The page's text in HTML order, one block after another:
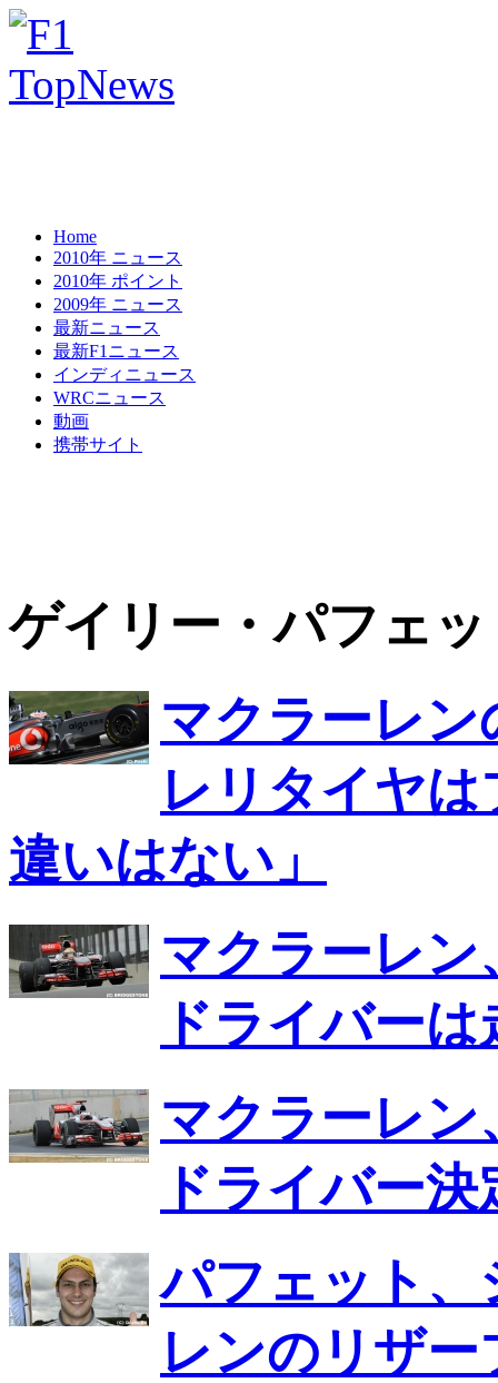
Home
2010年 ニュース
2010年 ポイント
2009年 ニュース
最新ニュース
最新F1ニュース
インディニュース
WRCニュース
動画
携帯サイト
ゲイリー・パフェ
マクラーレ
レリタイヤ
違いはない」
マクラーレ
ドライバー
マクラーレ
ドライバー決
パフェット、
レンのリザー